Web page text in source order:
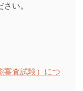
い。
審査試験）につ